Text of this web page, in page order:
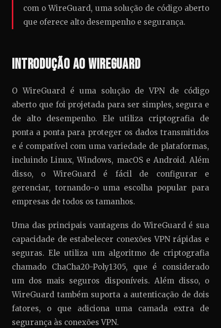
com o WireGuard, uma solução de código aberto
que oferece alto desempenho e segurança.
Introdução ao WireGuard
O WireGuard é uma solução de VPN de código
aberto que foi projetada para ser simples, segura e
de alto desempenho. Ele utiliza criptografia de
ponta a ponta para proteger os dados transmitidos
e é compatível com uma variedade de plataformas,
incluindo Linux, Windows, macOS e Android. Além
disso, o WireGuard é fácil de configurar e
gerenciar, tornando-o uma escolha popular para
empresas de todos os tamanhos.
Uma das principais vantagens do WireGuard é sua
capacidade de estabelecer conexões VPN rápidas e
seguras. Ele utiliza um algoritmo de criptografia
chamado ChaCha20-Poly1305, que é considerado
um dos mais seguros disponíveis. Além disso, o
WireGuard também suporta a autenticação de dois
fatores, o que adiciona uma camada extra de
segurança às conexões VPN.